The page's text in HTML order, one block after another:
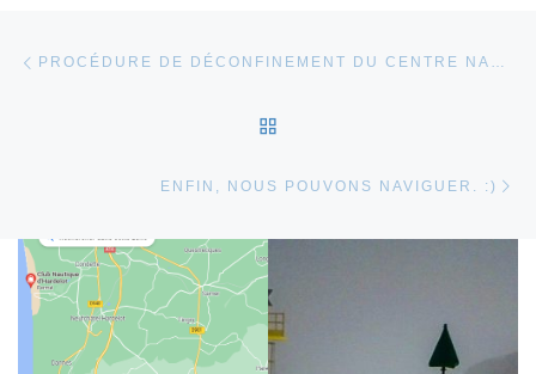
PROCÉDURE DE DÉCONFINEMENT DU CENTRE NAUTIQUE DU TOUQUET
ENFIN, NOUS POUVONS NAVIGUER. :)